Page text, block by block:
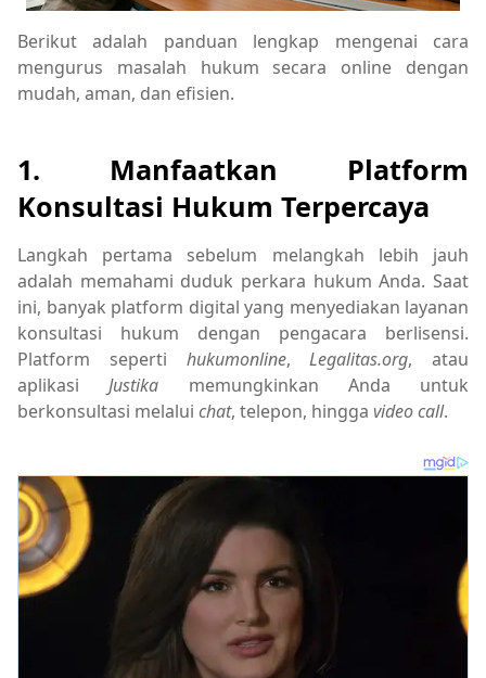
Berikut adalah panduan lengkap mengenai cara
mengurus masalah hukum secara online dengan
mudah, aman, dan efisien.
1. Manfaatkan Platform
Konsultasi Hukum Terpercaya
Langkah pertama sebelum melangkah lebih jauh
adalah memahami duduk perkara hukum Anda. Saat
ini, banyak platform digital yang menyediakan layanan
konsultasi hukum dengan pengacara berlisensi.
Platform seperti hukumonline,Legalitas.org, atau
aplikasiJustika memungkinkan Anda untuk
berkonsultasi melalui chat, telepon, hingga video call.